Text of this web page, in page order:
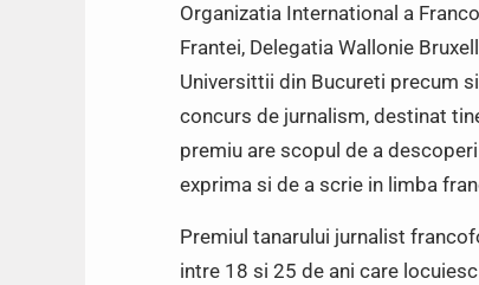
Organizatia International a
Frantei, Delegatia Wallonie
Universittii din Bucureti precum
concurs de jurnalism, destinat
premiu are scopul de a
exprima si de a scrie in limba
Premiul tanarului jurnalist
intre 18 si 25 de ani care